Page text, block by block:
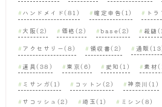
ハンドメイド(81) 確定申告(1) ト
大阪(2) 価格(2) base(2) 裁縫
アクセサリー(8) 領収書(2) 通販
道具(38) 東京(6) 愛知(1) 素材
ミサンガ(1) コットン(2) 神奈川(1)
サコッシュ(2) 埼玉(1) ミシン(8)